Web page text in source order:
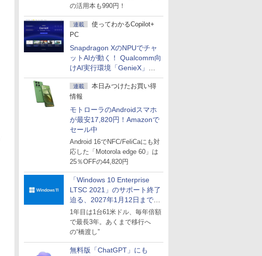
の活用本も990円！
連載
使ってわかるCopilot+
PC
Snapdragon XのNPUでチャ
ットAIが動く！ Qualcomm向
けAI実行環境「GenieX」を
試してみた
連載
本日みつけたお買い得
情報
モトローラのAndroidスマホ
が最安17,820円！Amazonで
セール中
Android 16でNFC/FeliCaにも対
応した「Motorola edge 60」は
25％OFFの44,820円
「Windows 10 Enterprise
LTSC 2021」のサポート終了
迫る、2027年1月12日まで
～ESUは9月1日から販売
1年目は1台61米ドル、毎年倍額
で最長3年。あくまで移行へ
の“橋渡し”
無料版「ChatGPT」にも